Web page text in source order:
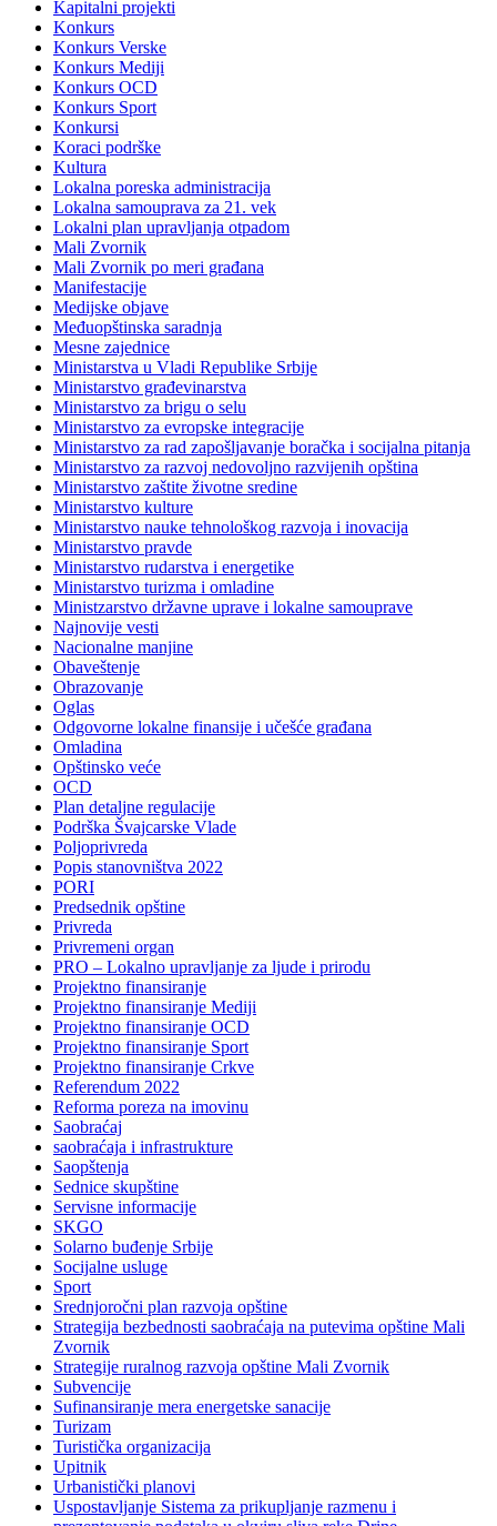
Kapitalni projekti
Konkurs
Konkurs Verske
Konkurs Mediji
Konkurs OCD
Konkurs Sport
Konkursi
Koraci podrške
Kultura
Lokalna poreska administracija
Lokalna samouprava za 21. vek
Lokalni plan upravljanja otpadom
Mali Zvornik
Mali Zvornik po meri građana
Manifestacije
Medijske objave
Međuopštinska saradnja
Mesne zajednice
Ministarstva u Vladi Republike Srbije
Ministarstvo građevinarstva
Ministarstvo za brigu o selu
Ministarstvo za evropske integracije
Ministarstvo za rad zapošljavanje boračka i socijalna pitanja
Ministarstvo za razvoj nedovoljno razvijenih opština
Ministarstvo zaštite životne sredine
Ministarstvo kulture
Ministarstvo nauke tehnološkog razvoja i inovacija
Ministarstvo pravde
Ministarstvo rudarstva i energetike
Ministarstvo turizma i omladine
Ministzarstvo državne uprave i lokalne samouprave
Najnovije vesti
Nacionalne manjine
Obaveštenje
Obrazovanje
Oglas
Odgovorne lokalne finansije i učešće građana
Omladina
Opštinsko veće
OCD
Plan detaljne regulacije
Podrška Švajcarske Vlade
Poljoprivreda
Popis stanovništva 2022
PORI
Predsednik opštine
Privreda
Privremeni organ
PRO – Lokalno upravljanje za ljude i prirodu
Projektno finansiranje
Projektno finansiranje Mediji
Projektno finansiranje OCD
Projektno finansiranje Sport
Projektno finansiranje Crkve
Referendum 2022
Reforma poreza na imovinu
Saobraćaj
saobraćaja i infrastrukture
Saopštenja
Sednice skupštine
Servisne informacije
SKGO
Solarno buđenje Srbije
Socijalne usluge
Sport
Srednjoročni plan razvoja opštine
Strategija bezbednosti saobraćaja na putevima opštine Mali
Zvornik
Strategije ruralnog razvoja opštine Mali Zvornik
Subvencije
Sufinansiranje mera energetske sanacije
Turizam
Turistička organizacija
Upitnik
Urbanistički planovi
Uspostavljanje Sistema za prikupljanje razmenu i